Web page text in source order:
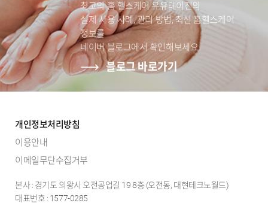
최고의 홈 헬스케어 유유테이진의
실제 사용 사례, 관리 방법, 최신 홈헬스케어
정보를
네이버 블로그에서 확인해보세요.
블로그 바로가기
개인정보처리방침
이용안내
이메일무단수집거부
본사 : 경기도 의왕시 오전공업길 19 8층 (오전동, 대현테크노월드)
대표번호 : 1577-0285